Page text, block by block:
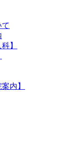
】
内】